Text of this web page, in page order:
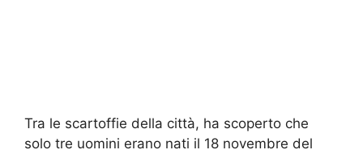
Tra le scartoffie della città, ha scoperto che
solo tre uomini erano nati il 18 novembre del